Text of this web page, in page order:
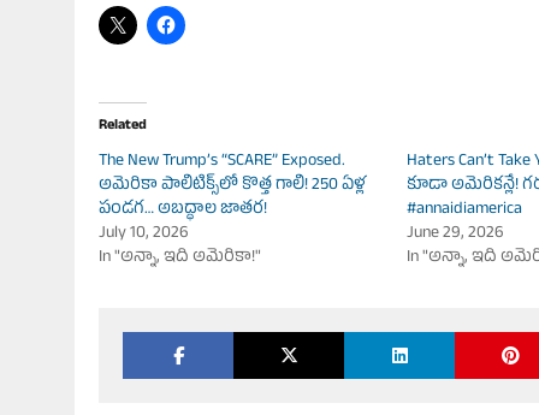
Related
The New Trump’s “SCARE” Exposed.
అమెరికా పాలిటిక్స్‌లో కొత్త గాలి! 250 ఏళ్ల
పండగ… అబద్ధాల జాతర!
July 10, 2026
In "అన్నా, ఇది అమెరికా!"
Haters Can’t
కూడా అమెరికన్లే!
#annaidiamerica
June 29, 2026
In "అన్నా, ఇది